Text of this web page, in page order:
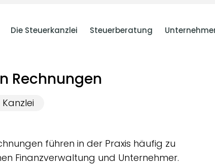
Die Steuerkanzlei Steuerberatung
Rechnungen
Kanzlei
führen in der Praxis häufig zu
Finanzverwaltung und Unternehmer.